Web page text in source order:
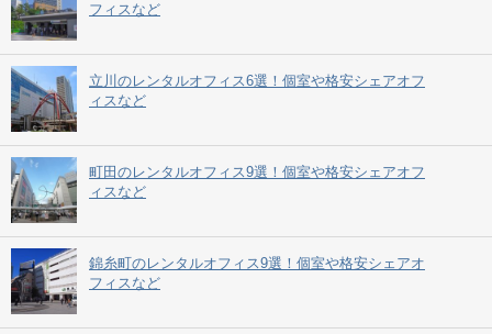
フィスなど
立川のレンタルオフィス6選！個室や格安シェアオフ
ィスなど
町田のレンタルオフィス9選！個室や格安シェアオフ
ィスなど
錦糸町のレンタルオフィス9選！個室や格安シェアオ
フィスなど